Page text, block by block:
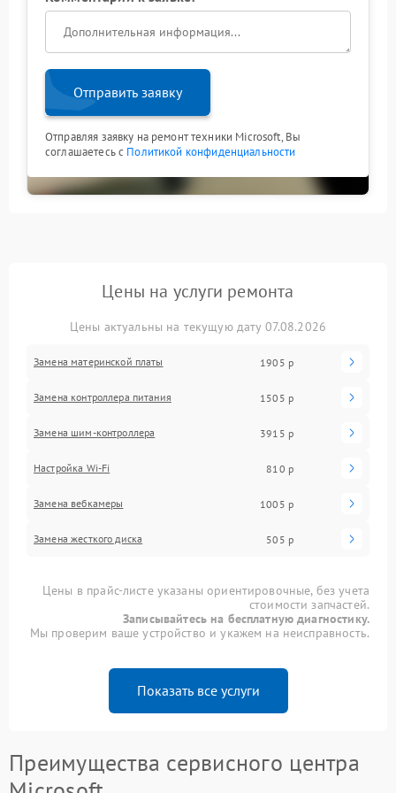
Отправить заявку
Отправляя заявку на ремонт техники Microsoft, Вы
соглашаетесь с Политикой конфиденциальности
Цены на услуги ремонта
Цены актуальны на текущую дату 07.08.2026
Замена материнской платы 1905 р
Замена контроллера питания 1505 р
Замена шим-контроллера 3915 р
Настройка Wi-Fi 810 р
Замена вебкамеры 1005 р
Замена жесткого диска 505 р
Цены в прайс-листе указаны ориентировочные, без учета
стоимости запчастей.
Записывайтесь на бесплатную диагностику.
Мы проверим ваше устройство и укажем на неисправность.
Показать все услуги
Преимущества сервисного центра